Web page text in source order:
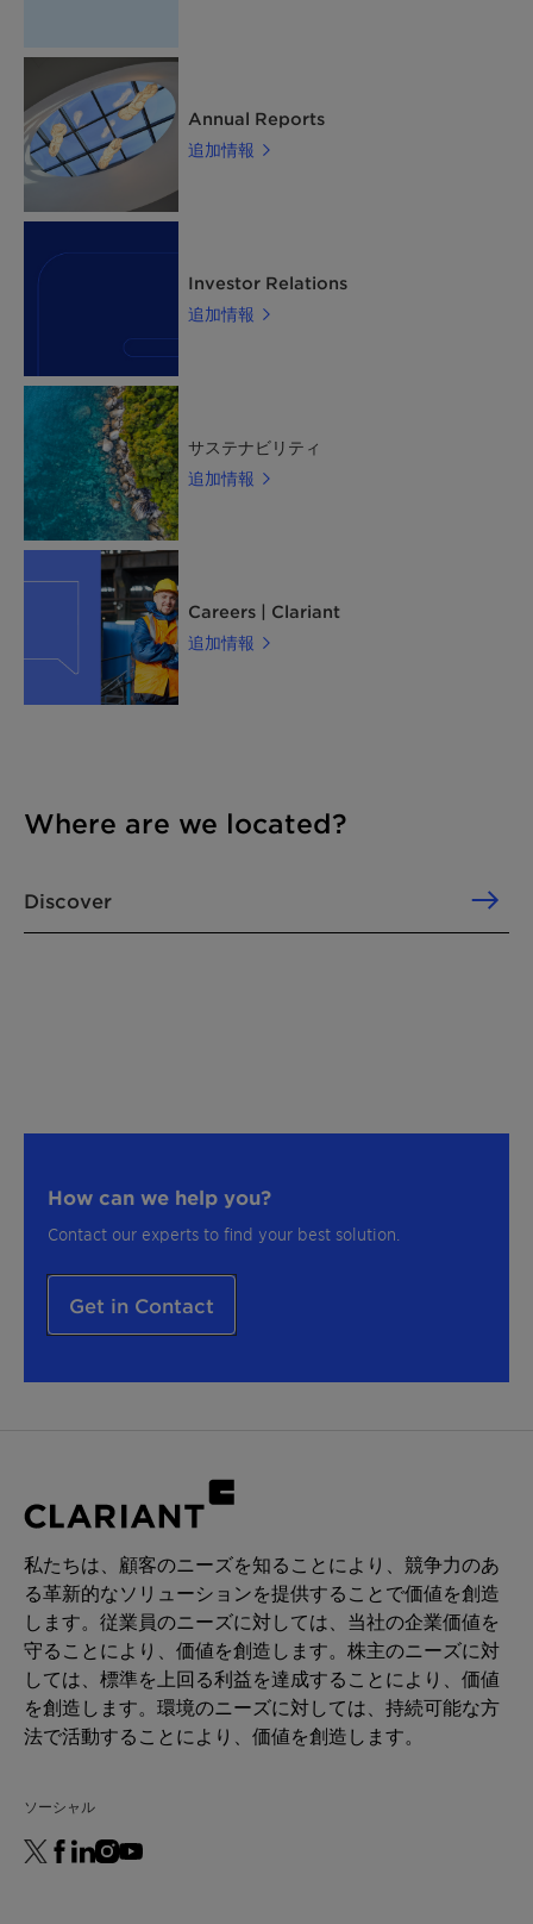
Annual Reports
追加情報
Investor Relations
追加情報
サステナビリティ
追加情報
Careers | Clariant
追加情報
Where are we located?
Discover
How can we help you?
Contact our experts to find your best solution.
Get in Contact
私たちは、顧客のニーズを知ることにより、競争力のあ
る革新的なソリューションを提供することで価値を創造
します。従業員のニーズに対しては、当社の企業価値を
守ることにより、価値を創造します。株主のニーズに対
しては、標準を上回る利益を達成することにより、価値
を創造します。環境のニーズに対しては、持続可能な方
法で活動することにより、価値を創造します。
ソーシャル